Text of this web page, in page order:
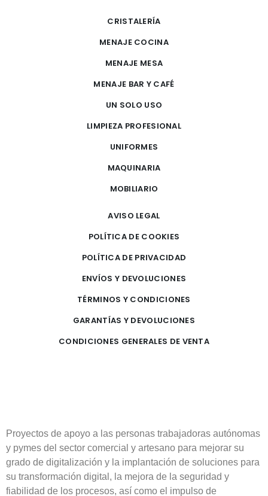
CRISTALERÍA
MENAJE COCINA
MENAJE MESA
MENAJE BAR Y CAFÉ
UN SOLO USO
LIMPIEZA PROFESIONAL
UNIFORMES
MAQUINARIA
MOBILIARIO
AVISO LEGAL
POLÍTICA DE COOKIES
POLÍTICA DE PRIVACIDAD
ENVÍOS Y DEVOLUCIONES
TÉRMINOS Y CONDICIONES
GARANTÍAS Y DEVOLUCIONES
CONDICIONES GENERALES DE VENTA
Proyectos de apoyo a las personas trabajadoras autónomas
y pymes del sector comercial y artesano para mejorar su
grado de digitalización y la implantación de soluciones para
su transformación digital, la mejora de la seguridad y
fiabilidad de los procesos, así como el impulso de